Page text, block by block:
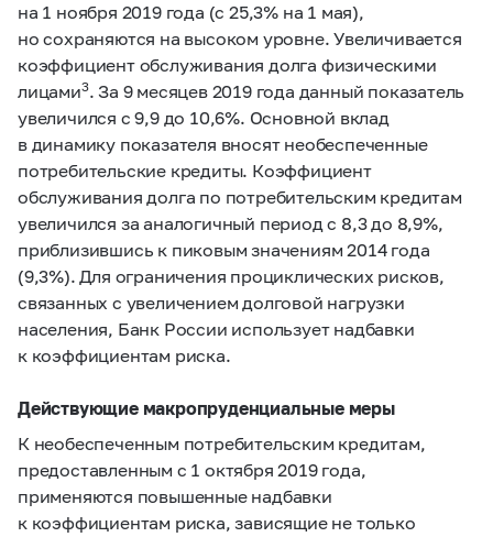
на 1 ноября 2019 года (с 25,3% на 1 мая),
но сохраняются на высоком уровне. Увеличивается
коэффициент обслуживания долга физическими
лицами3. За 9 месяцев 2019 года данный показатель
увеличился с 9,9 до 10,6%. Основной вклад
в динамику показателя вносят необеспеченные
потребительские кредиты. Коэффициент
обслуживания долга по потребительским кредитам
увеличился за аналогичный период с 8,3 до 8,9%,
приблизившись к пиковым значениям 2014 года
(9,3%). Для ограничения проциклических рисков,
связанных с увеличением долговой нагрузки
населения, Банк России использует надбавки
к коэффициентам риска.
Действующие макропруденциальные меры
К необеспеченным потребительским кредитам,
предоставленным c 1 октября 2019 года,
применяются повышенные надбавки
к коэффициентам риска, зависящие не только